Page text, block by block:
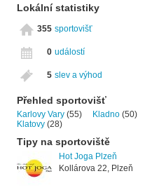
Lokální statistiky
355 sportovišť
0 událostí
5 slev a výhod
Přehled sportovišť
Karlovy Vary (55) Kladno (50)
Klatovy (28)
Tipy na sportoviště
Hot Joga Plzeň
Kollárova 22, Plzeň